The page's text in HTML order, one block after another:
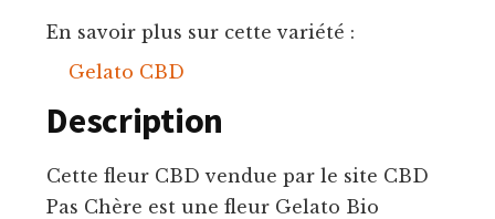
En savoir plus sur cette variété :
Gelato CBD
Description
Cette fleur CBD vendue par le site CBD
Pas Chère est une fleur Gelato Bio